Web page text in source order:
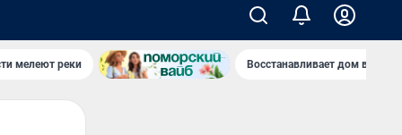
мелеют реки Восстанавливает дом в